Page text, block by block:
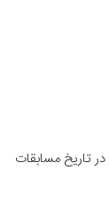
تاریخ مسابقات